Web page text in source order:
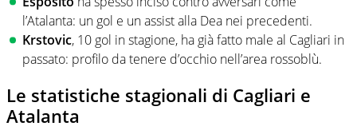
l’Atalanta: un gol e un assist alla Dea nei precedenti.
Krstovic, 10 gol in stagione, ha già fatto male al Cagliari in
passato: profilo da tenere d’occhio nell’area rossoblù.
Le statistiche stagionali di Cagliari e
Atalanta